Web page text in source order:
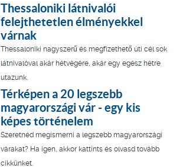
Thessaloniki látnivalói
felejthetetlen élményekkel
várnak
Thessaloniki nagyszerű és megfizethető úti cél sok
látnivalóval akár hétvégére, akár egy egész hétre
utazunk.
Térképen a 20 legszebb
magyarországi vár - egy kis
képes történelem
Szeretnéd megismerni a legszebb magyarországi
várakat? Ha igen, akkor kattints és olvasd tovább
cikkünket.